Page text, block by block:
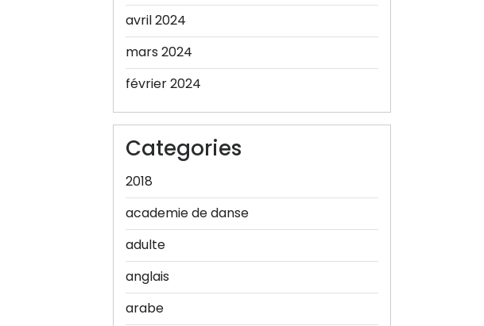
avril 2024
mars 2024
février 2024
Categories
2018
academie de danse
adulte
anglais
arabe